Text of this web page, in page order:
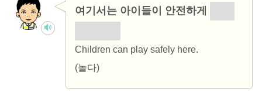
여기서는 아이들이 안전하게
Children can play safely here.
(놀다)